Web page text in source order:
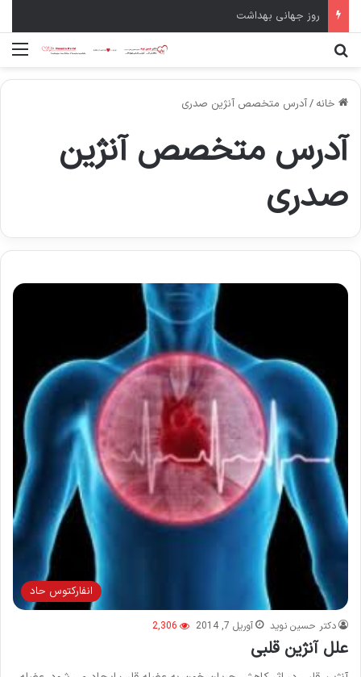
سال نو مبارک
خانه /آدرس متخصص آنژین صدری
آدرس متخصص آنژین
صدری
انفاركتوس حاد
دکتر حسین نوید آوریل 7, 2014 2,306
علل آنژین قلبی